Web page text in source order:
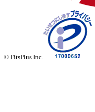
© FitsPlus Inc.